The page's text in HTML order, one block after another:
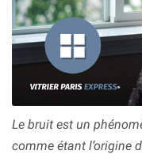
Le bruit est un
comme étant l’origine